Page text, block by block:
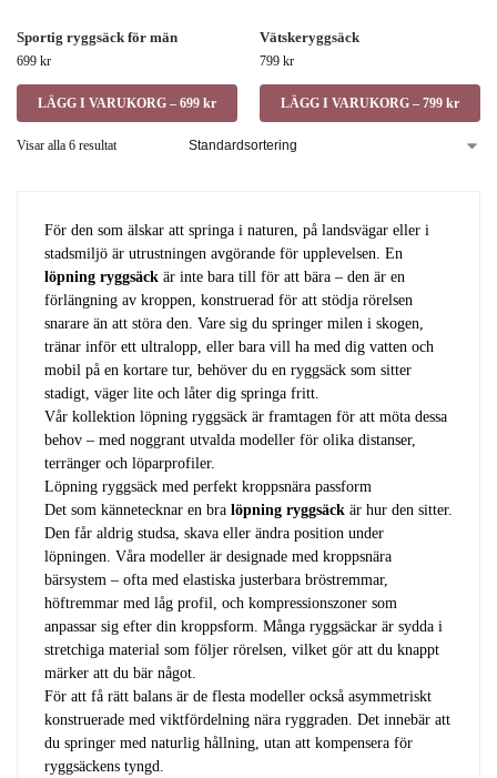
Sportig ryggsäck för män
699 kr
LÄGG I VARUKORG – 699 kr
Vätskeryggsäck
799 kr
LÄGG I VARUKORG – 799 kr
Visar alla 6 resultat
För den som älskar att springa i naturen, på landsvägar eller i
stadsmiljö är utrustningen avgörande för upplevelsen. En
löpning ryggsäck är inte bara till för att bära – den är en
förlängning av kroppen, konstruerad för att stödja rörelsen
snarare än att störa den. Vare sig du springer milen i skogen,
tränar inför ett ultralopp, eller bara vill ha med dig vatten och
mobil på en kortare tur, behöver du en ryggsäck som sitter
stadigt, väger lite och låter dig springa fritt.
Vår kollektion löpning ryggsäck är framtagen för att möta dessa
behov – med noggrant utvalda modeller för olika distanser,
terränger och löparprofiler.
Löpning ryggsäck med perfekt kroppsnära passform
Det som kännetecknar en bra löpning ryggsäck är hur den sitter.
Den får aldrig studsa, skava eller ändra position under
löpningen. Våra modeller är designade med kroppsnära
bärsystem – ofta med elastiska justerbara bröstremmar,
höftremmar med låg profil, och kompressionszoner som
anpassar sig efter din kroppsform. Många ryggsäckar är sydda i
stretchiga material som följer rörelsen, vilket gör att du knappt
märker att du bär något.
För att få rätt balans är de flesta modeller också asymmetriskt
konstruerade med viktfördelning nära ryggraden. Det innebär att
du springer med naturlig hållning, utan att kompensera för
ryggsäckens tyngd.